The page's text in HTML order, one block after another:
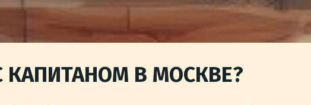
КАПИТАНОМ В МОСКВЕ?